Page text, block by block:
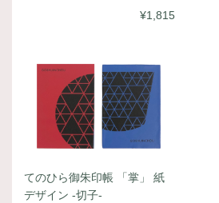
¥1,815
てのひら御朱印帳 「掌」 紙
デザイン -切子-